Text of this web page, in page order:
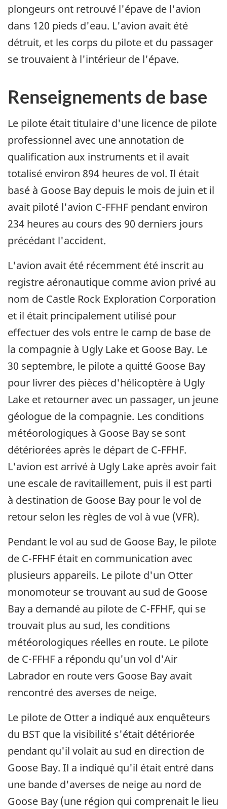
plongeurs ont retrouvé l'épave de l'avion
dans 120 pieds d'eau. L'avion avait été
détruit, et les corps du pilote et du passager
se trouvaient à l'intérieur de l'épave.
Renseignements de base
Le pilote était titulaire d'une licence de pilote
professionnel avec une annotation de
qualification aux instruments et il avait
totalisé environ 894 heures de vol. Il était
basé à Goose Bay depuis le mois de juin et il
avait piloté l'avion C-FFHF pendant environ
234 heures au cours des 90 derniers jours
précédant l'accident.
L'avion avait été récemment été inscrit au
registre aéronautique comme avion privé au
nom de Castle Rock Exploration Corporation
et il était principalement utilisé pour
effectuer des vols entre le camp de base de
la compagnie à Ugly Lake et Goose Bay. Le
30 septembre, le pilote a quitté Goose Bay
pour livrer des pièces d'hélicoptère à Ugly
Lake et retourner avec un passager, un jeune
géologue de la compagnie. Les conditions
météorologiques à Goose Bay se sont
détériorées après le départ de C-FFHF.
L'avion est arrivé à Ugly Lake après avoir fait
une escale de ravitaillement, puis il est parti
à destination de Goose Bay pour le vol de
retour selon les règles de vol à vue (VFR).
Pendant le vol au sud de Goose Bay, le pilote
de C-FFHF était en communication avec
plusieurs appareils. Le pilote d'un Otter
monomoteur se trouvant au sud de Goose
Bay a demandé au pilote de C-FFHF, qui se
trouvait plus au sud, les conditions
météorologiques réelles en route. Le pilote
de C-FFHF a répondu qu'un vol d'Air
Labrador en route vers Goose Bay avait
rencontré des averses de neige.
Le pilote de Otter a indiqué aux enquêteurs
du BST que la visibilité s'était détériorée
pendant qu'il volait au sud en direction de
Goose Bay. Il a indiqué qu'il était entré dans
une bande d'averses de neige au nord de
Goose Bay (une région qui comprenait le lieu